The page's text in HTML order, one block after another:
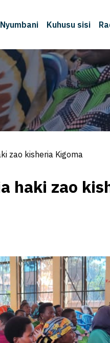
Nyumbani Kuhusu sisi
zao kisheria Kigoma
haki zao